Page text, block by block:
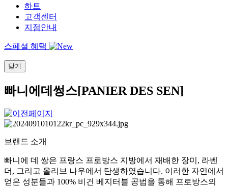
하트
고객센터
지점안내
스페셜 혜택
닫기
빠니에데썽스[PANIER DES SEN]
브랜드 소개
빠니에 데 쌍은 프랑스 프로방스 지방에서 재배한 장미, 라벤
더, 그리고 올리브 나우에서 탄생하였습니다. 이러한 자연에서
얻은 성분들과 100% 비건 베지터블 공법을 통해 프로방스의